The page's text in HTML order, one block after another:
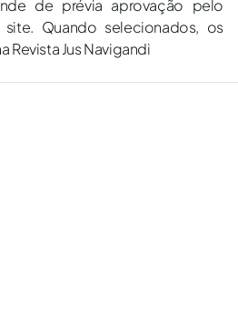
de prévia aprovação pelo
Quando selecionados, os
Revista Jus Navigandi